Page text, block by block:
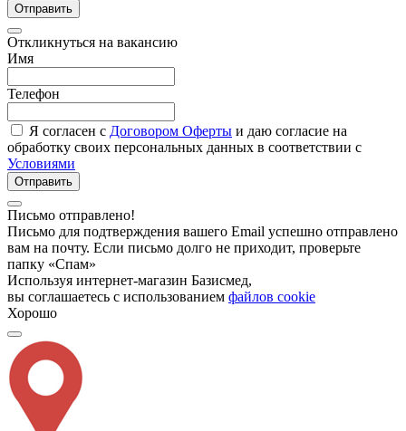
Отправить
Откликнуться на вакансию
Имя
Телефон
Я согласен с Договором Оферты и даю согласие на
обработку своих персональных данных в соответствии с
Условиями
Отправить
Письмо отправлено!
Письмо для подтверждения вашего Email успешно отправлено
вам на почту. Если письмо долго не приходит, проверьте
папку «Спам»
Используя интернет-магазин Базисмед,
вы соглашаетесь с использованием файлов cookie
Хорошо